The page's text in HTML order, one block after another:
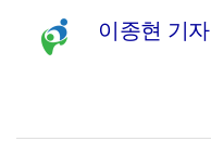
이종현 기자